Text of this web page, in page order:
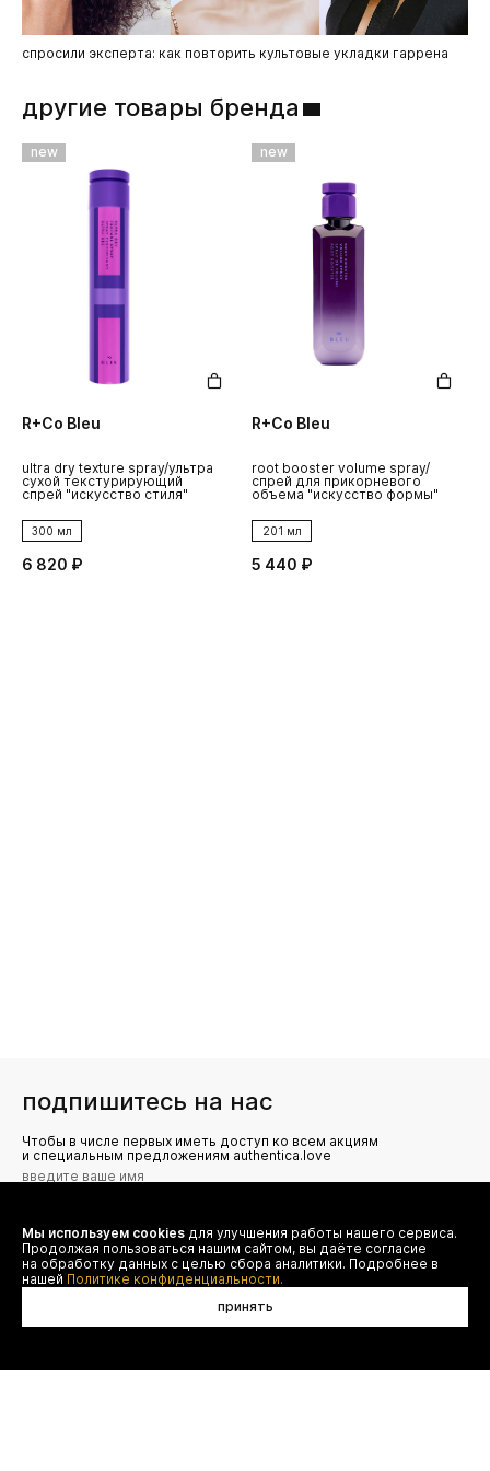
спросили эксперта: как повторить культовые укладки гаррена
другие товары бренда
new
R+Co Bleu
ultra dry texture spray/ультра
сухой текстурирующий
спрей "искусство стиля"
300 мл
6 820 ₽
new
R+Co Bleu
root booster volume spray/
спрей для прикорневого
объема "искусство формы"
201 мл
5 440 ₽
подпишитесь на нас
Чтобы в числе первых иметь доступ ко всем акциям
и специальным предложениям authentica.love
Я даю согласие на сбор, обработку и хранение моих
персональных данных (имя, email, телефон) для получения
рекламных и информационных рассылок от ООО 'БТ
Юнайтед', а также ознакомлен(а) с
Политикой конфиденциальности
Мы используем cookies для улучшения работы нашего сервиса.
Продолжая пользоваться нашим сайтом, вы даёте согласие
на обработку данных с целью сбора аналитики. Подробнее в
нашей Политике конфиденциальности.
принять